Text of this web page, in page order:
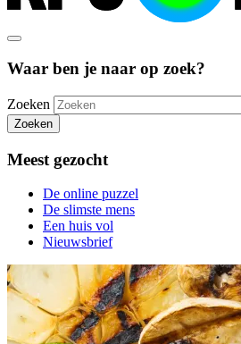
Waar ben je naar op zoek?
Zoeken
Zoeken
Meest gezocht
De online puzzel
De slimste mens
Een huis vol
Nieuwsbrief